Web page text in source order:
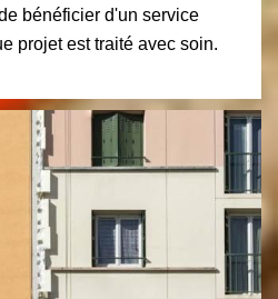
bénéficier d'un service
projet est traité avec soin.